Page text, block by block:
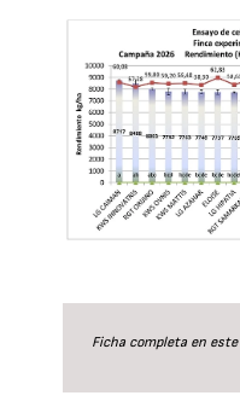
Ficha completa en este